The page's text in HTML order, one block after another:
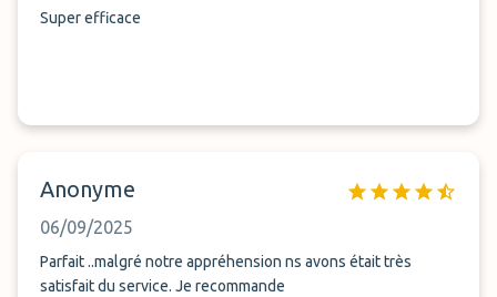
Super efficace
Anonyme
06/09/2025
Parfait ..malgré notre appréhension ns avons était très
satisfait du service. Je recommande